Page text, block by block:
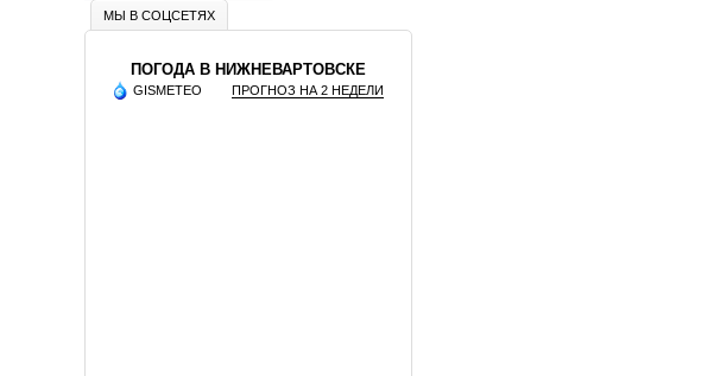
МЫ В СОЦСЕТЯХ
ПОГОДА В НИЖНЕВАРТОВСКЕ
GISMETEO ПРОГНОЗ НА 2 НЕДЕЛИ